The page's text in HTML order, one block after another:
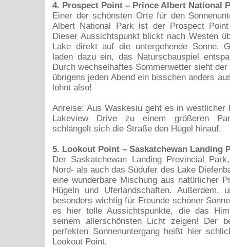
4. Prospect Point – Prince Albert National
Einer der schönsten Orte für den
Albert National Park ist der Prospect
Dieser Aussichtspunkt blickt nach Westen
Lake direkt auf die untergehende Sonne.
laden dazu ein, das Naturschauspiel
Durch wechselhaftes Sommerwetter sieht der
übrigens jeden Abend ein bisschen anders
lohnt also!
Anreise: Aus Waskesiu geht es in westlicher
Lakeview Drive zu einem größeren
schlängelt sich die Straße den Hügel hinauf.
5. Lookout Point – Saskatchewan Landing
Der Saskatchewan Landing Provincial
Nord- als auch das Südufer des Lake
eine wunderbare Mischung aus natürlicher
Hügeln und Uferlandschaften. Außerdem,
besonders wichtig für Freunde schöner
es hier tolle Aussichtspunkte, die das
seinem allerschönsten Licht zeigen! Der
perfekten Sonnenuntergang heißt hier
Lookout Point.